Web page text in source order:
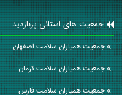
جمعیت های استانی پربازدید
جمعیت همیاران سلامت اصفهان
جمعیت همیاران سلامت كرمان
جمعیت همیاران سلامت فارس